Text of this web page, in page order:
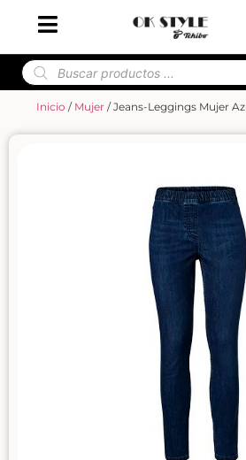
Inicio / Mujer/ Jeans-Leggings Mujer